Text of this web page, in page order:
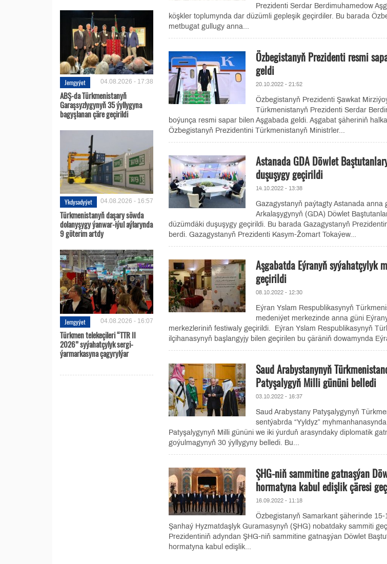
Jemgyýet 04.08.2026 - 17:38
ABŞ-da Türkmenistanyň
Garaşsyzlygynyň 35 ýyllygyna
bagyşlanan çäre geçirildi
Ykdysadyýet 04.08.2026 - 16:57
Türkmenistanyň daşary söwda
dolanyşygy ýanwar-iýul aýlarynda
9 göterim artdy
Jemgyýet 04.08.2026 - 16:07
Türkmen telekeçileri “TTR II
2026” syýahatçylyk sergi-
ýarmarkasyna çagyrylýar
Prezidenti Serdar Berdimuhamedow
köşkler toplumynda dar düzümli gepleşik geçirdiler. Bu barada
metbugat gullugy anna...
Özbegistanyň Prezidenti resmi
geldi
20.10.2022 - 21:52
Özbegistanyň Prezidenti Şawkat
Türkmenistanyň Prezidenti Serdar
boýunça resmi sapar bilen Aşgabada geldi. Aşgabat şäheriniň
Özbegistanyň Prezidentini Türkmenistanyň Ministrler...
Astanada GDA Döwlet
duşuşygy geçirildi
14.10.2022 - 13:38
Gazagystanyň paýtagty Astanada anna
Arkalaşygynyň (GDA) Döwlet
düzümdäki duşuşygy geçirildi. Bu barada Gazagystanyň
berdi. Gazagystanyň Prezidenti Kasym-Žomart Tokaýew...
Aşgabatda Eýranyň syýahatçylyk
geçirildi
08.10.2022 - 12:30
Eýran Yslam Respublikasynyň
medeniýet merkezinde anna güni
merkezleriniň festiwaly geçirildi. Eýran Yslam Respublikasynyň
ilçihanasynyň başlangyjy bilen geçirilen bu çäräniň dowamynda
Saud Arabystanynyň
Patyşalygyň Milli gününi belledi
03.10.2022 - 16:37
Saud Arabystany Patyşalygynyň
sentýabrda “Yyldyz”
Patyşalygynyň Milli gününi we iki ýurduň arasyndaky diplomatik
goýulmagynyň 30 ýyllygyny belledi. Bu...
ŞHG-niň sammitine gatnaşýan
hormatyna kabul edişlik çäresi
16.09.2022 - 11:18
Özbegistanyň Samarkant şäherinde
Şanhaý Hyzmatdaşlyk Guramasynyň (ŞHG) nobatdaky sammiti
Prezidentiniň adyndan ŞHG-niň sammitine gatnaşýan Döwlet
hormatyna kabul edişlik...